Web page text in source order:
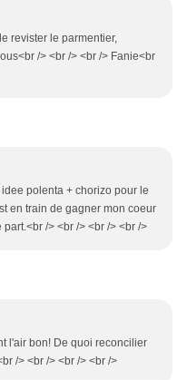
revister le parmentier,
/> <br /> <br /> Fanie<br
polenta + chorizo pour le
en train de gagner mon coeur
/> <br /> <br /> <br />
l'air bon! De quoi reconcilier
/> <br /> <br /> <br />